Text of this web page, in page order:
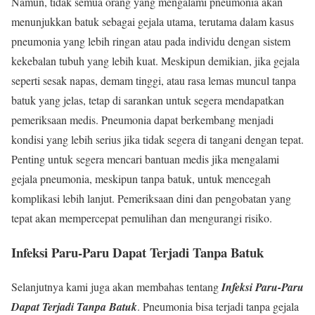
menunjukkan batuk sebagai gejala utama, terutama dalam kasus
pneumonia yang lebih ringan atau pada individu dengan sistem
kekebalan tubuh yang lebih kuat. Meskipun demikian, jika gejala
seperti sesak napas, demam tinggi, atau rasa lemas muncul tanpa
batuk yang jelas, tetap di sarankan untuk segera mendapatkan
pemeriksaan medis. Pneumonia dapat berkembang menjadi
kondisi yang lebih serius jika tidak segera di tangani dengan tepat.
Penting untuk segera mencari bantuan medis jika mengalami
gejala pneumonia, meskipun tanpa batuk, untuk mencegah
komplikasi lebih lanjut. Pemeriksaan dini dan pengobatan yang
tepat akan mempercepat pemulihan dan mengurangi risiko.
Infeksi Paru-Paru Dapat Terjadi Tanpa Batuk
Selanjutnya kami juga akan membahas tentangInfeksi Paru-Paru
Dapat Terjadi Tanpa Batuk. Pneumonia bisa terjadi tanpa gejala